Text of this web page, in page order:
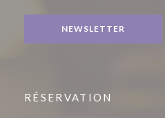
NEWSLETTER
RÉSERVATION